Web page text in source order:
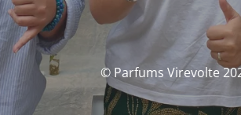
© Parfums Virevolte